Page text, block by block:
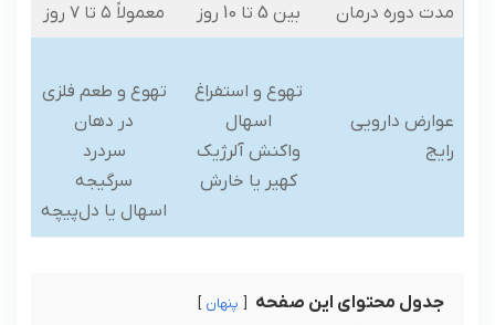
مدت دوره درمان بین 5 تا 10 روز معمولاً ۵ تا ۷ روز
عوارض دارویی
رایج
تهوع و استفراغ
اسهال
واکنش آلرژیک
کهیر یا خارش
تهوع و طعم فلزی
در دهان
سردرد
سرگیجه
اسهال یا دل‌پیچه
جدول محتوای این صفحه پنهان